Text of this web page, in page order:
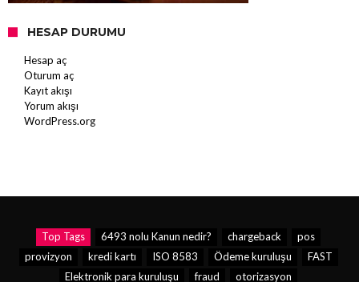
HESAP DURUMU
Hesap aç
Oturum aç
Kayıt akışı
Yorum akışı
WordPress.org
Top Tags 6493 nolu Kanun nedir? chargeback
pos
provizyon
kredi kartı ISO 8583 Ödeme kuruluşu
FAST
Elektronik para kuruluşu
fraud otorizasyon